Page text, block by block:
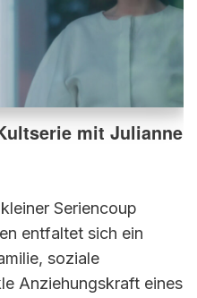
mit Julianne
Seriencoup
entfaltet sich ein
soziale
Anziehungskraft eines